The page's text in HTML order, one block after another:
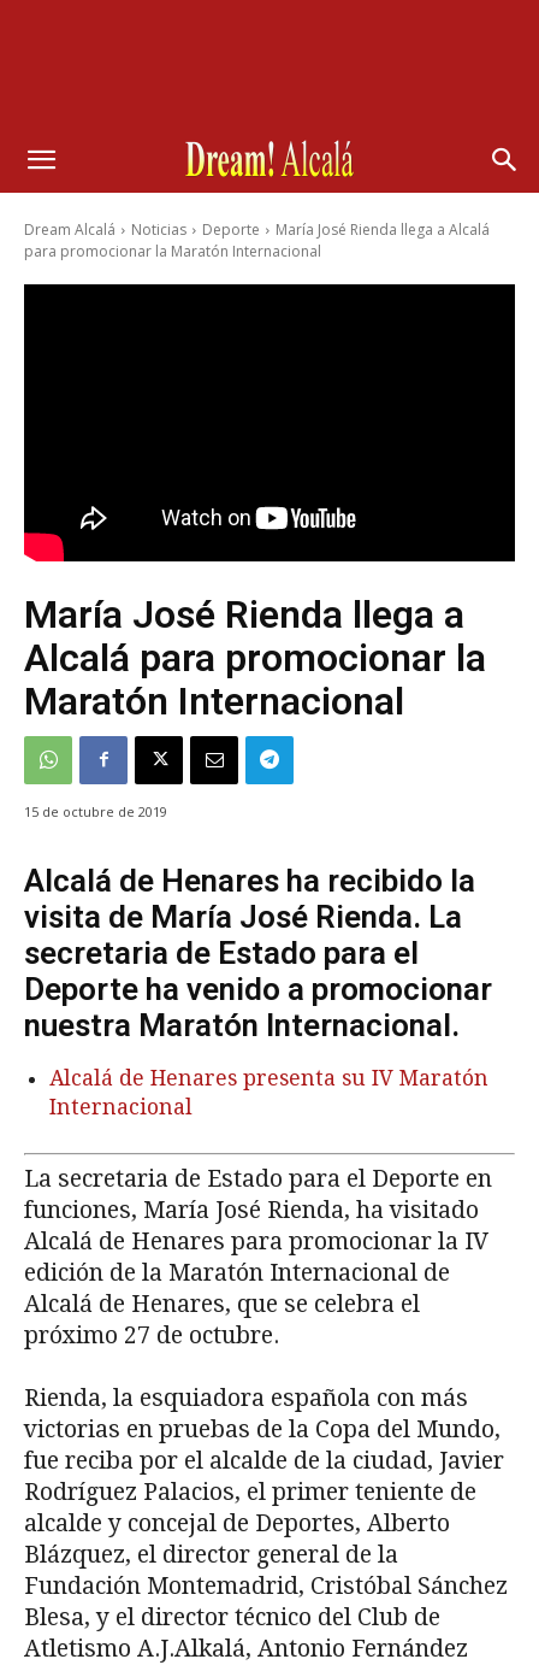
Dream Alcalá Noticias Deporte
María José Rienda llega a Alcalá
para promocionar la Maratón Internacional
María José Rienda llega a
Alcalá para promocionar la
Maratón Internacional
15 de octubre de 2019
Alcalá de Henares ha recibido la
visita de María José Rienda. La
secretaria de Estado para el
Deporte ha venido a promocionar
nuestra Maratón Internacional.
Alcalá de Henares presenta su IV Maratón
Internacional
La secretaria de Estado para el Deporte en
funciones, María José Rienda, ha visitado
Alcalá de Henares para promocionar la IV
edición de la Maratón Internacional de
Alcalá de Henares, que se celebra el
próximo 27 de octubre.
Rienda, la esquiadora española con más
victorias en pruebas de la Copa del Mundo,
fue reciba por el alcalde de la ciudad, Javier
Rodríguez Palacios, el primer teniente de
alcalde y concejal de Deportes, Alberto
Blázquez, el director general de la
Fundación Montemadrid, Cristóbal Sánchez
Blesa, y el director técnico del Club de
Atletismo A.J.Alkalá, Antonio Fernández